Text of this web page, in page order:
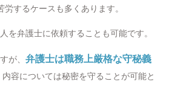
するケースも多くあります。
を弁護士に依頼することも可能です。
が、 弁護士は職務上厳格な守秘義
容については秘密を守ることが可能と